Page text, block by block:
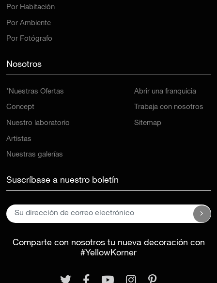
Por Habitación
Por Ambiente
Por Fotógrafo
Nosotros
*Nuestras Ofertas
Concept
Nuestro laboratorio
Artistas
Nuestras galerías
Abrir una franquicia
Trabaja con nosotros
Sitemap
Suscríbase a nuestro boletín
Comparte con nosotros tu nueva decoración con
#YellowKorner